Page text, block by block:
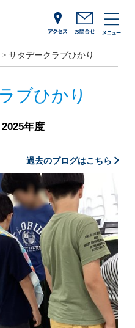
サタデークラブひかり
ブひかり
2025年度
過去のブログはこちら